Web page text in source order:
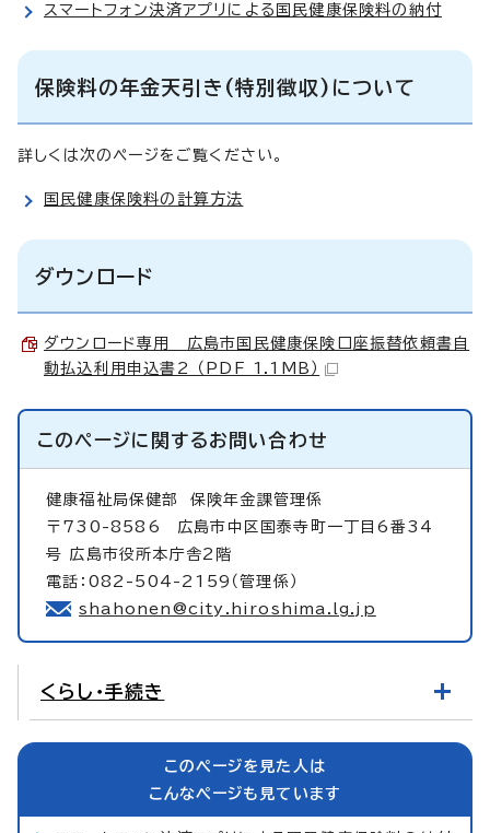
スマートフォン決済アプリによる国民健康保険料の納付
保険料の年金天引き(特別徴収)について
詳しくは次のページをご覧ください。
国民健康保険料の計算方法
ダウンロード
ダウンロード専用 広島市国民健康保険口座振替依頼書自
動払込利用申込書2 （PDF 1.1MB）
このページに関するお問い合わせ
健康福祉局保健部 保険年金課管理係
〒730-8586 広島市中区国泰寺町一丁目6番34
号 広島市役所本庁舎2階
電話：082-504-2159（管理係）
shahonen@city.hiroshima.lg.jp
くらし・手続き
このページを見た人は
こんなページも見ています